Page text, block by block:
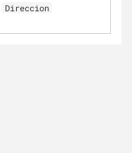
Direccion